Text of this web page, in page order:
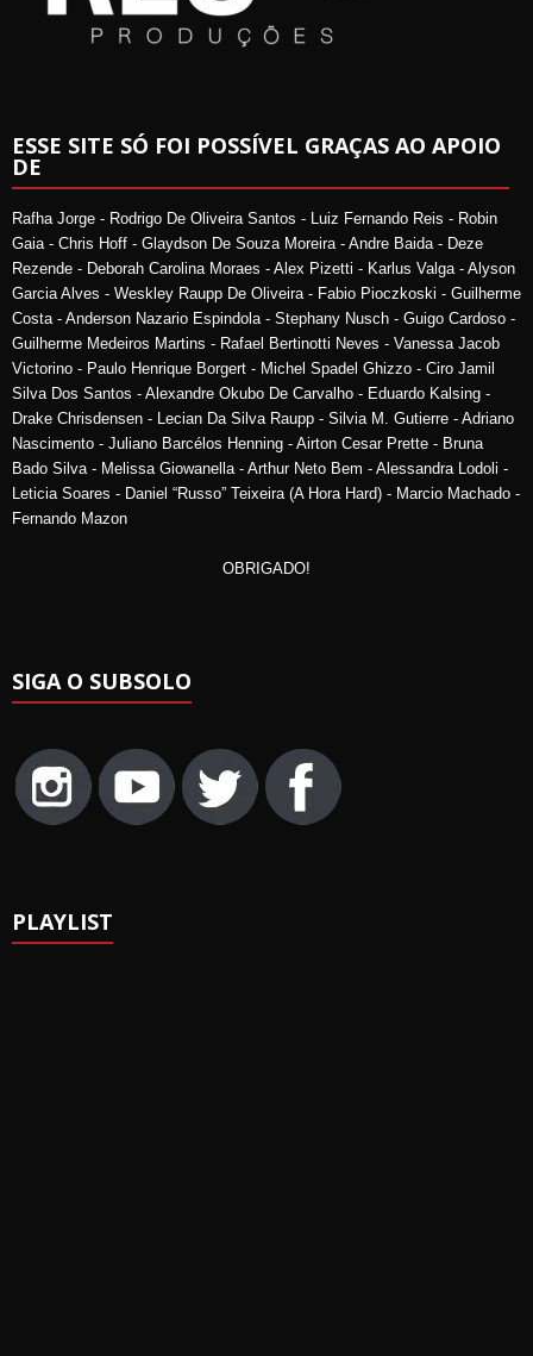
ESSE SITE SÓ FOI POSSÍVEL GRAÇAS AO APOIO
DE
Rafha Jorge - Rodrigo De Oliveira Santos - Luiz Fernando Reis - Robin
Gaia - Chris Hoff - Glaydson De Souza Moreira - Andre Baida - Deze
Rezende - Deborah Carolina Moraes - Alex Pizetti - Karlus Valga - Alyson
Garcia Alves - Weskley Raupp De Oliveira - Fabio Pioczkoski - Guilherme
Costa - Anderson Nazario Espindola - Stephany Nusch - Guigo Cardoso -
Guilherme Medeiros Martins - Rafael Bertinotti Neves - Vanessa Jacob
Victorino - Paulo Henrique Borgert - Michel Spadel Ghizzo - Ciro Jamil
Silva Dos Santos - Alexandre Okubo De Carvalho - Eduardo Kalsing -
Drake Chrisdensen - Lecian Da Silva Raupp - Silvia M. Gutierre - Adriano
Nascimento - Juliano Barcélos Henning - Airton Cesar Prette - Bruna
Bado Silva - Melissa Giowanella - Arthur Neto Bem - Alessandra Lodoli -
Leticia Soares - Daniel “Russo” Teixeira (A Hora Hard) - Marcio Machado -
Fernando Mazon
OBRIGADO!
SIGA O SUBSOLO
PLAYLIST